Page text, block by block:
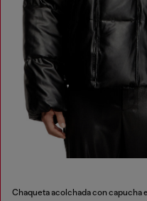
Chaqueta acolchada con capucha